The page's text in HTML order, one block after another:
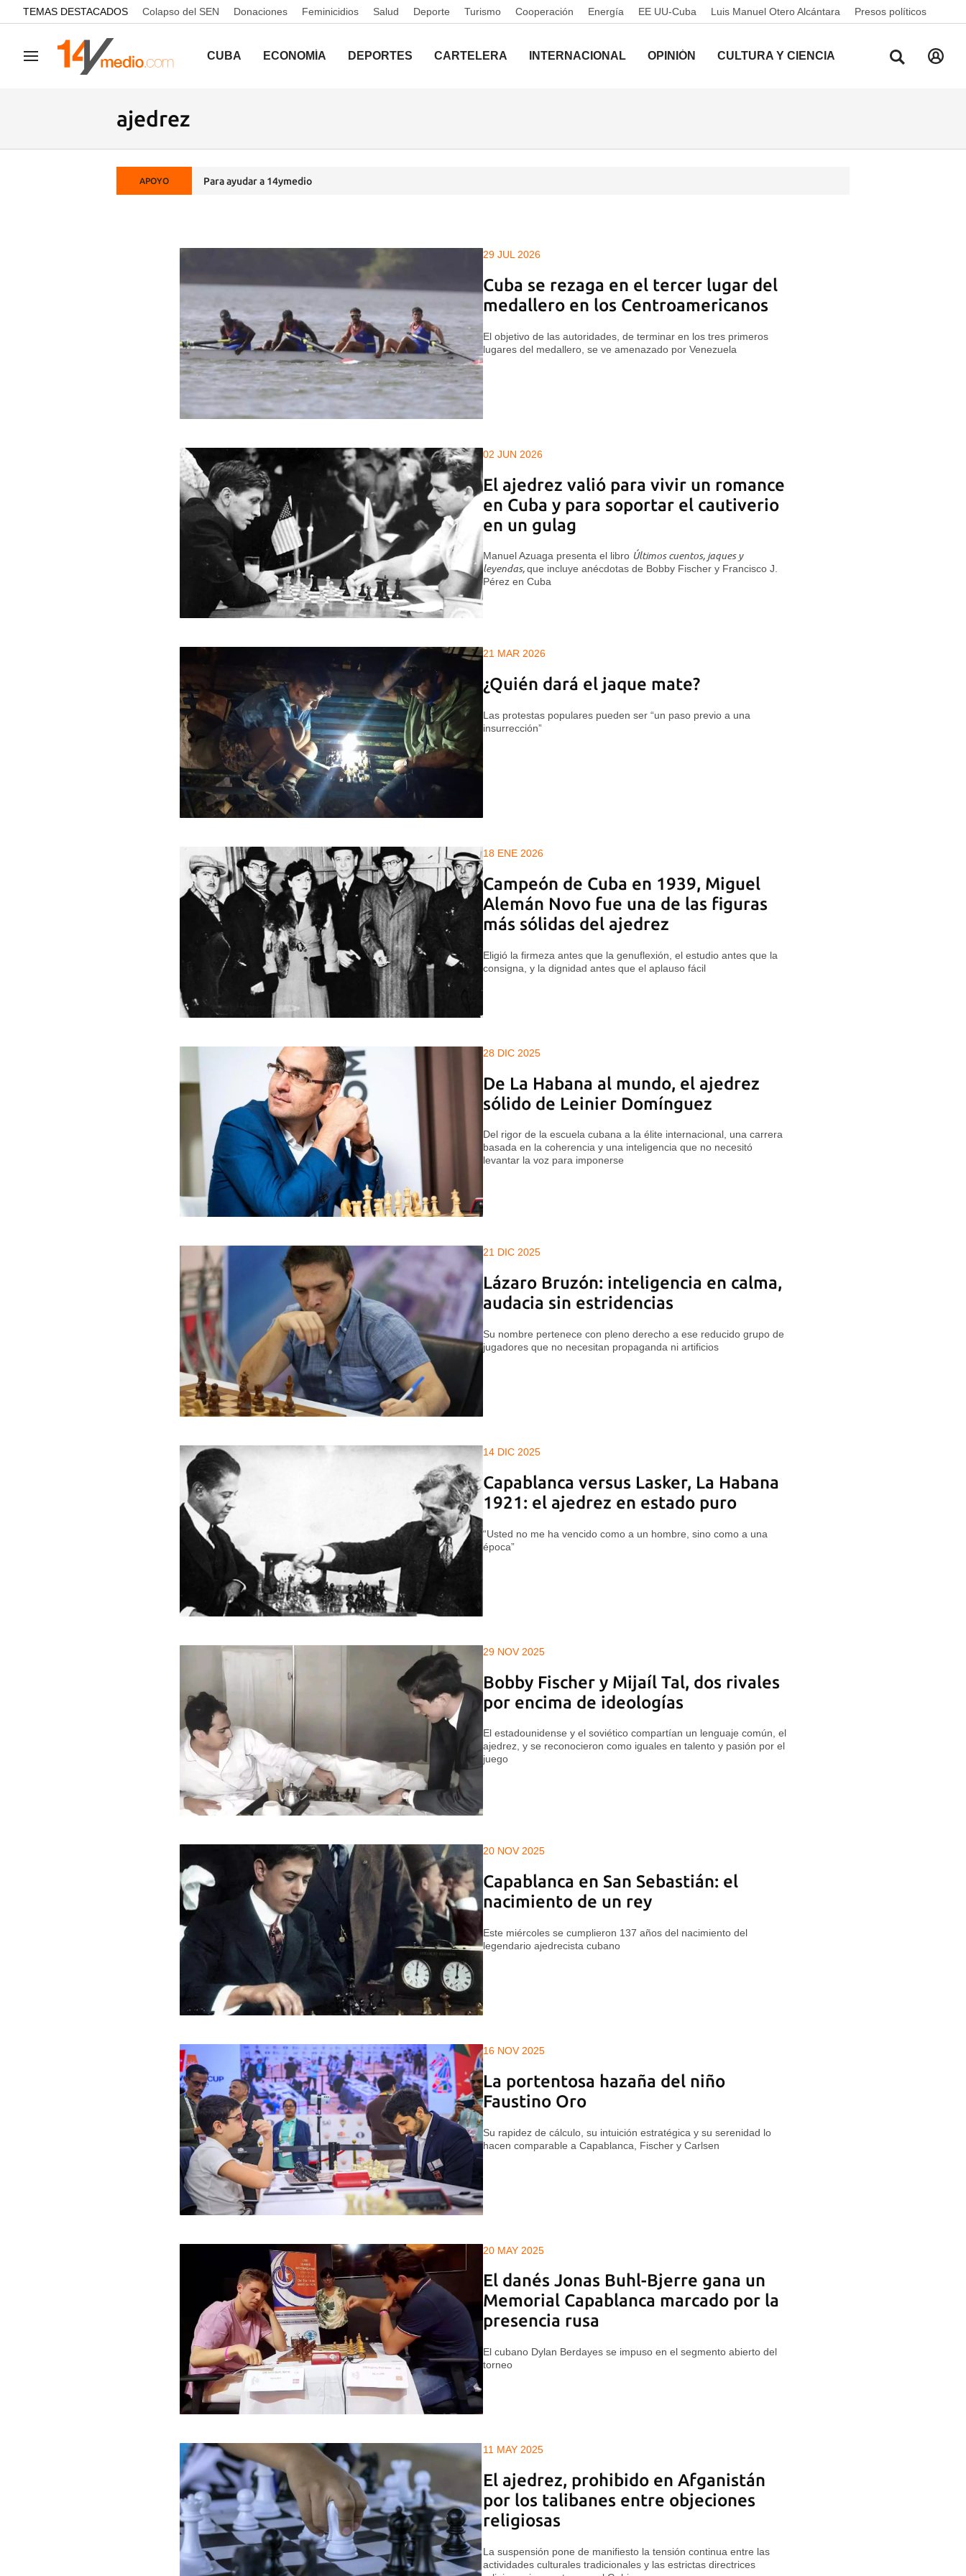
common.go-to-content
TEMAS DESTACADOS Colapso del SEN Donaciones Feminicidios Salud Deporte Turismo Cooperación Energía EE UU-Cuba Luis Manuel Otero Alcántara Presos políticos
Navegación CUBA ECONOMÍA DEPORTES CARTELERA INTERNACIONAL OPINIÓN CULTURA Y CIENCIA
ajedrez
APOYO Para ayudar a 14ymedio
29 JUL 2026
Cuba se rezaga en el tercer lugar del
medallero en los Centroamericanos
El objetivo de las autoridades, de terminar en los tres primeros
lugares del medallero, se ve amenazado por Venezuela
02 JUN 2026
El ajedrez valió para vivir un romance
en Cuba y para soportar el cautiverio
en un gulag
Manuel Azuaga presenta el libro Últimos cuentos, jaques y
leyendas,que incluye anécdotas de Bobby Fischer y Francisco J.
Pérez en Cuba
21 MAR 2026
¿Quién dará el jaque mate?
Las protestas populares pueden ser “un paso previo a una
insurrección”
18 ENE 2026
Campeón de Cuba en 1939, Miguel
Alemán Novo fue una de las figuras
más sólidas del ajedrez
Eligió la firmeza antes que la genuflexión, el estudio antes que la
consigna, y la dignidad antes que el aplauso fácil
28 DIC 2025
De La Habana al mundo, el ajedrez
sólido de Leinier Domínguez
Del rigor de la escuela cubana a la élite internacional, una carrera
basada en la coherencia y una inteligencia que no necesitó
levantar la voz para imponerse
21 DIC 2025
Lázaro Bruzón: inteligencia en calma,
audacia sin estridencias
Su nombre pertenece con pleno derecho a ese reducido grupo de
jugadores que no necesitan propaganda ni artificios
14 DIC 2025
Capablanca versus Lasker, La Habana
1921: el ajedrez en estado puro
“Usted no me ha vencido como a un hombre, sino como a una
época”
29 NOV 2025
Bobby Fischer y Mijaíl Tal, dos rivales
por encima de ideologías
El estadounidense y el soviético compartían un lenguaje común, el
ajedrez, y se reconocieron como iguales en talento y pasión por el
juego
20 NOV 2025
Capablanca en San Sebastián: el
nacimiento de un rey
Este miércoles se cumplieron 137 años del nacimiento del
legendario ajedrecista cubano
16 NOV 2025
La portentosa hazaña del niño
Faustino Oro
Su rapidez de cálculo, su intuición estratégica y su serenidad lo
hacen comparable a Capablanca, Fischer y Carlsen
20 MAY 2025
El danés Jonas Buhl-Bjerre gana un
Memorial Capablanca marcado por la
presencia rusa
El cubano Dylan Berdayes se impuso en el segmento abierto del
torneo
11 MAY 2025
El ajedrez, prohibido en Afganistán
por los talibanes entre objeciones
religiosas
La suspensión pone de manifiesto la tensión continua entre las
actividades culturales tradicionales y las estrictas directrices